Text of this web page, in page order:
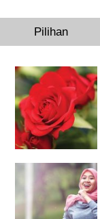
Pilihan